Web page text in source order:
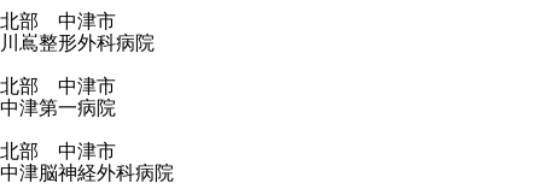
北部 中津市
川嶌整形外科病院
北部 中津市
中津第一病院
北部 中津市
中津脳神経外科病院